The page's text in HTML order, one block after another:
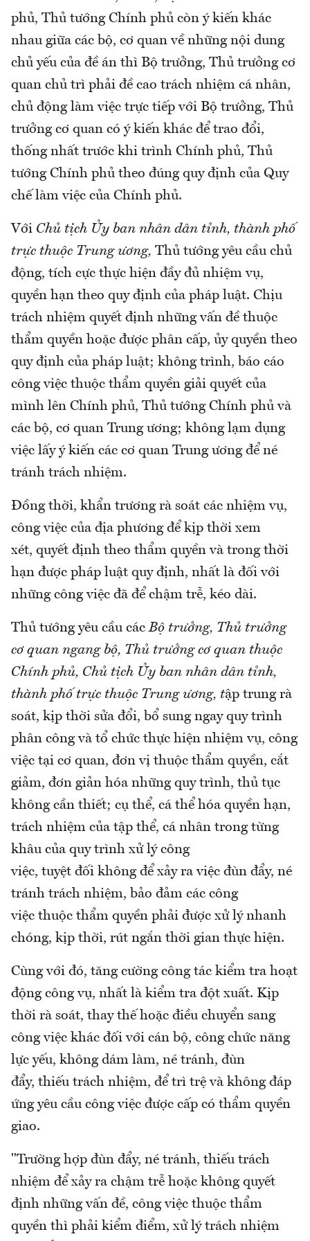
phủ, Thủ tướng Chính phủ còn ý kiến khác
nhau giữa các bộ, cơ quan về những nội dung
chủ yếu của đề án thì Bộ trưởng, Thủ trưởng cơ
quan chủ trì phải đề cao trách nhiệm cá nhân,
chủ động làm việc trực tiếp với Bộ trưởng, Thủ
trưởng cơ quan có ý kiến khác để trao đổi,
thống nhất trước khi trình Chính phủ, Thủ
tướng Chính phủ theo đúng quy định của Quy
chế làm việc của Chính phủ.
Với Chủ tịch Ủy ban nhân dân tỉnh, thành phố
trực thuộc Trung ương, Thủ tướng yêu cầu chủ
động, tích cực thực hiện đầy đủ nhiệm vụ,
quyền hạn theo quy định của pháp luật. Chịu
trách nhiệm quyết định những vấn đề thuộc
thẩm quyền hoặc được phân cấp, ủy quyền theo
quy định của pháp luật; không trình, báo cáo
công việc thuộc thẩm quyền giải quyết của
mình lên Chính phủ, Thủ tướng Chính phủ và
các bộ, cơ quan Trung ương; không lạm dụng
việc lấy ý kiến các cơ quan Trung ương để né
tránh trách nhiệm.
Đồng thời, khẩn trương rà soát các nhiệm vụ,
công việc của địa phương để kịp thời xem
xét, quyết định theo thẩm quyền và trong thời
hạn được pháp luật quy định, nhất là đối với
những công việc đã để chậm trễ, kéo dài.
Thủ tướng yêu cầu các Bộ trưởng, Thủ trưởng
cơ quan ngang bộ, Thủ trưởng cơ quan thuộc
Chính phủ, Chủ tịch Ủy ban nhân dân tỉnh,
thành phố trực thuộc Trung ương, tập trung rà
soát, kịp thời sửa đổi, bổ sung ngay quy trình
phân công và tổ chức thực hiện nhiệm vụ, công
việc tại cơ quan, đơn vị thuộc thẩm quyền, cắt
giảm, đơn giản hóa những quy trình, thủ tục
không cần thiết; cụ thể, cá thể hóa quyền hạn,
trách nhiệm của tập thể, cá nhân trong từng
khâu của quy trình xử lý công
việc, tuyệt đối không để xảy ra việc đùn đẩy, né
tránh trách nhiệm, bảo đảm các công
việc thuộc thẩm quyền phải được xử lý nhanh
chóng, kịp thời, rút ngắn thời gian thực hiện.
Cùng với đó, tăng cường công tác kiểm tra hoạt
động công vụ, nhất là kiểm tra đột xuất. Kịp
thời rà soát, thay thế hoặc điều chuyển sang
công việc khác đối với cán bộ, công chức năng
lực yếu, không dám làm, né tránh, đùn
đẩy, thiếu trách nhiệm, để trì trệ và không đáp
ứng yêu cầu công việc được cấp có thẩm quyền
giao.
"Trường hợp đùn đẩy, né tránh, thiếu trách
nhiệm để xảy ra chậm trễ hoặc không quyết
định những vấn đề, công việc thuộc thẩm
quyền thì phải kiểm điểm, xử lý trách nhiệm